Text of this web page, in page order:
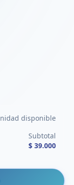
disponible
Subtotal
$ 39.000